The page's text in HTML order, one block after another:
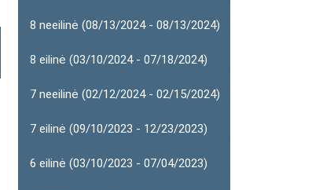
8 neeilinė (08/13/2024 - 08/13/2024)
8 eilinė (03/10/2024 - 07/18/2024)
7 neeilinė (02/12/2024 - 02/15/2024)
7 eilinė (09/10/2023 - 12/23/2023)
6 eilinė (03/10/2023 - 07/04/2023)